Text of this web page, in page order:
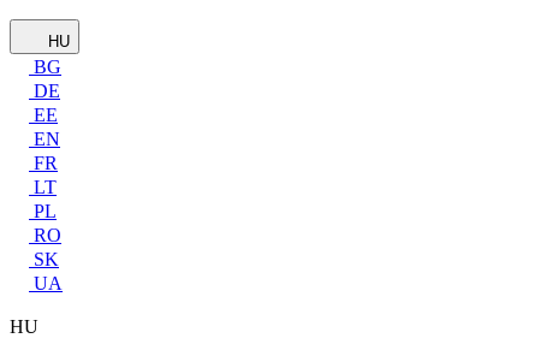
HU
BG
DE
EE
EN
FR
LT
PL
RO
SK
UA
HU